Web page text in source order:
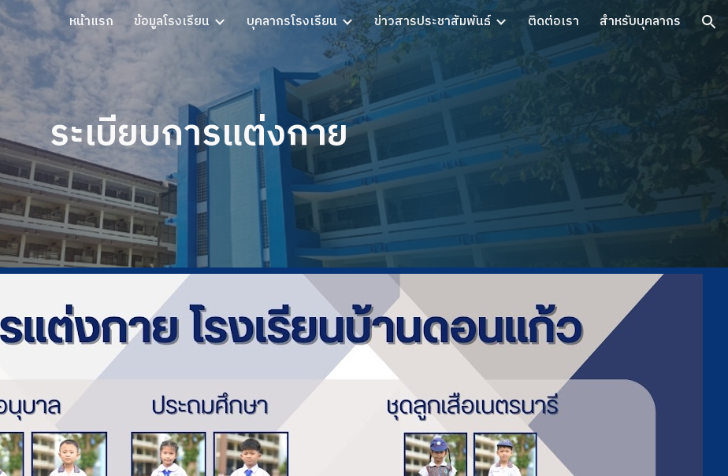
Skip to main content Skip to navigation
หน้าแรก ข้อมูลโรงเรียน บุคลากรโรงเรียน ข่าวสารประชาสัมพันธ์ ติดต่อเรา สำหรับบุคลากร
ระเบียบการแต่งกาย